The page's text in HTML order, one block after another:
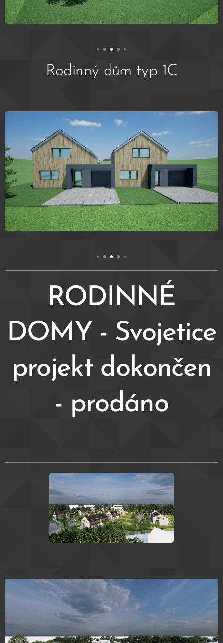
Rodinný dům typ 1C
RODINNÉ
DOMY - Svojetice
projekt dokončen
- prodáno